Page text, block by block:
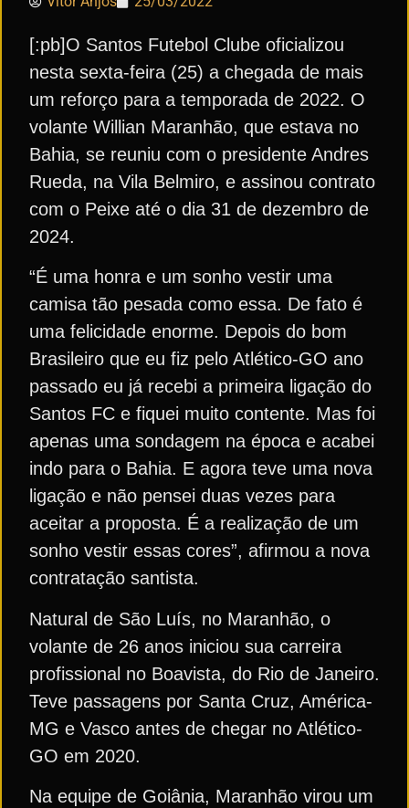
[:pb]O Santos Futebol Clube oficializou
nesta sexta-feira (25) a chegada de mais
um reforço para a temporada de 2022. O
volante Willian Maranhão, que estava no
Bahia, se reuniu com o presidente Andres
Rueda, na Vila Belmiro, e assinou contrato
com o Peixe até o dia 31 de dezembro de
2024.
“É uma honra e um sonho vestir uma
camisa tão pesada como essa. De fato é
uma felicidade enorme. Depois do bom
Brasileiro que eu fiz pelo Atlético-GO ano
passado eu já recebi a primeira ligação do
Santos FC e fiquei muito contente. Mas foi
apenas uma sondagem na época e acabei
indo para o Bahia. E agora teve uma nova
ligação e não pensei duas vezes para
aceitar a proposta. É a realização de um
sonho vestir essas cores”, afirmou a nova
contratação santista.
Natural de São Luís, no Maranhão, o
volante de 26 anos iniciou sua carreira
profissional no Boavista, do Rio de Janeiro.
Teve passagens por Santa Cruz, América-
MG e Vasco antes de chegar no Atlético-
GO em 2020.
Na equipe de Goiânia, Maranhão virou um